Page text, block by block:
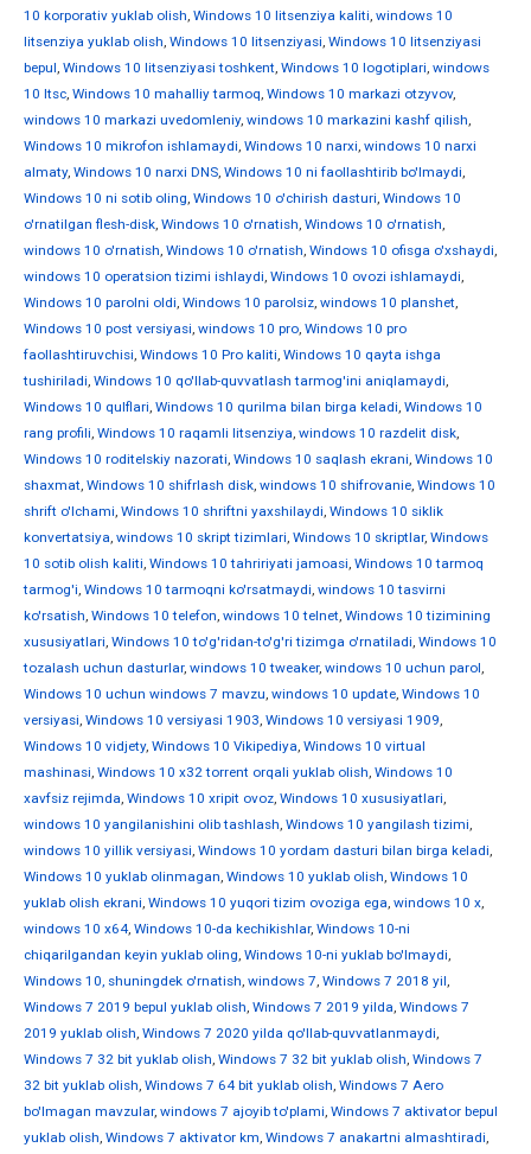
10 korporativ yuklab olish, Windows 10 litsenziya kaliti, windows 10
litsenziya yuklab olish, Windows 10 litsenziyasi, Windows 10 litsenziyasi
bepul, Windows 10 litsenziyasi toshkent, Windows 10 logotiplari, windows
10 ltsc, Windows 10 mahalliy tarmoq, Windows 10 markazi otzyvov,
windows 10 markazi uvedomleniy, windows 10 markazini kashf qilish,
Windows 10 mikrofon ishlamaydi, Windows 10 narxi, windows 10 narxi
almaty, Windows 10 narxi DNS, Windows 10 ni faollashtirib bo'lmaydi,
Windows 10 ni sotib oling, Windows 10 o'chirish dasturi, Windows 10
o'rnatilgan flesh-disk, Windows 10 o'rnatish, Windows 10 o'rnatish,
windows 10 o'rnatish, Windows 10 o'rnatish, Windows 10 ofisga o'xshaydi,
windows 10 operatsion tizimi ishlaydi, Windows 10 ovozi ishlamaydi,
Windows 10 parolni oldi, Windows 10 parolsiz, windows 10 planshet,
Windows 10 post versiyasi, windows 10 pro, Windows 10 pro
faollashtiruvchisi, Windows 10 Pro kaliti, Windows 10 qayta ishga
tushiriladi, Windows 10 qo'llab-quvvatlash tarmog'ini aniqlamaydi,
Windows 10 qulflari, Windows 10 qurilma bilan birga keladi, Windows 10
rang profili, Windows 10 raqamli litsenziya, windows 10 razdelit disk,
Windows 10 roditelskiy nazorati, Windows 10 saqlash ekrani, Windows 10
shaxmat, Windows 10 shifrlash disk, windows 10 shifrovanie, Windows 10
shrift o'lchami, Windows 10 shriftni yaxshilaydi, Windows 10 siklik
konvertatsiya, windows 10 skript tizimlari, Windows 10 skriptlar, Windows
10 sotib olish kaliti, Windows 10 tahririyati jamoasi, Windows 10 tarmoq
tarmog'i, Windows 10 tarmoqni ko'rsatmaydi, windows 10 tasvirni
ko'rsatish, Windows 10 telefon, windows 10 telnet, Windows 10 tizimining
xususiyatlari, Windows 10 to'g'ridan-to'g'ri tizimga o'rnatiladi, Windows 10
tozalash uchun dasturlar, windows 10 tweaker, windows 10 uchun parol,
Windows 10 uchun windows 7 mavzu, windows 10 update, Windows 10
versiyasi, Windows 10 versiyasi 1903, Windows 10 versiyasi 1909,
Windows 10 vidjety, Windows 10 Vikipediya, Windows 10 virtual
mashinasi, Windows 10 x32 torrent orqali yuklab olish, Windows 10
xavfsiz rejimda, Windows 10 xripit ovoz, Windows 10 xususiyatlari,
windows 10 yangilanishini olib tashlash, Windows 10 yangilash tizimi,
windows 10 yillik versiyasi, Windows 10 yordam dasturi bilan birga keladi,
Windows 10 yuklab olinmagan, Windows 10 yuklab olish, Windows 10
yuklab olish ekrani, Windows 10 yuqori tizim ovoziga ega, windows 10 х,
windows 10 х64, Windows 10-da kechikishlar, Windows 10-ni
chiqarilgandan keyin yuklab oling, Windows 10-ni yuklab bo'lmaydi,
Windows 10, shuningdek o'rnatish, windows 7, Windows 7 2018 yil,
Windows 7 2019 bepul yuklab olish, Windows 7 2019 yilda, Windows 7
2019 yuklab olish, Windows 7 2020 yilda qo'llab-quvvatlanmaydi,
Windows 7 32 bit yuklab olish, Windows 7 32 bit yuklab olish, Windows 7
32 bit yuklab olish, Windows 7 64 bit yuklab olish, Windows 7 Aero
bo'lmagan mavzular, windows 7 ajoyib to'plami, Windows 7 aktivator bepul
yuklab olish, Windows 7 aktivator km, Windows 7 anakartni almashtiradi,